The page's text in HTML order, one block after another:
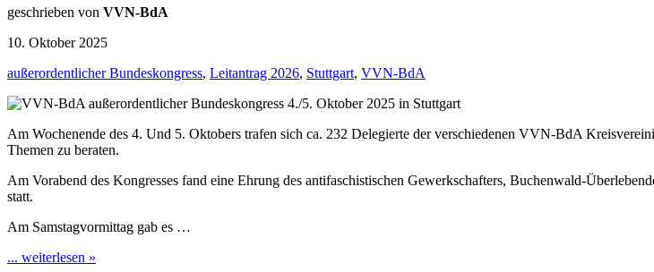
geschrieben von VVN-BdA
10. Oktober 2025
außerordentlicher Bundeskongress, Leitantrag 2026, Stuttgart, VVN-BdA
Am Wochenende des 4. Und 5. Oktobers trafen sich ca. 232 Delegierte der verschiedenen VVN-BdA
Themen zu beraten.
Am Vorabend des Kongresses fand eine Ehrung des antifaschistischen Gewerkschafters, Buchenwald-
statt.
Am Samstagvormittag gab es …
... weiterlesen »